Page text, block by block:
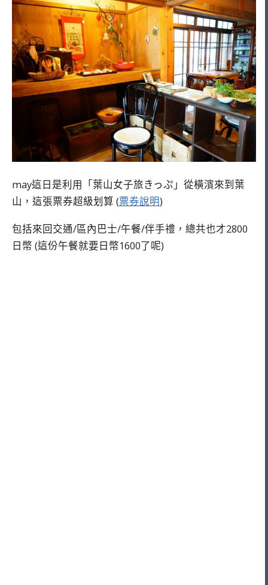
may這日是利用「葉山女子旅きっぷ」從橫濱來到葉
山，這張票券超級划算 (票券說明)
包括來回交通/區內巴士/午餐/伴手禮，總共也才2800
日幣 (這份午餐就要日幣1600了呢)